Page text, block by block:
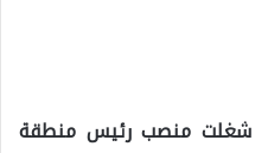
شغلت منصب رئيس منطقة